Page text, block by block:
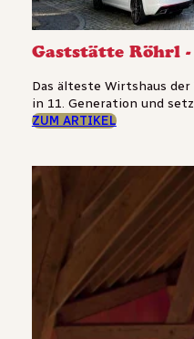
Gaststätte Röhrl
Das älteste Wirtshaus
in 11. Generation und
ZUM ARTIKEL